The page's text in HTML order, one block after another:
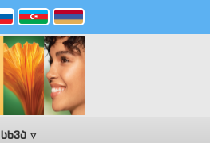
სხვა ▿